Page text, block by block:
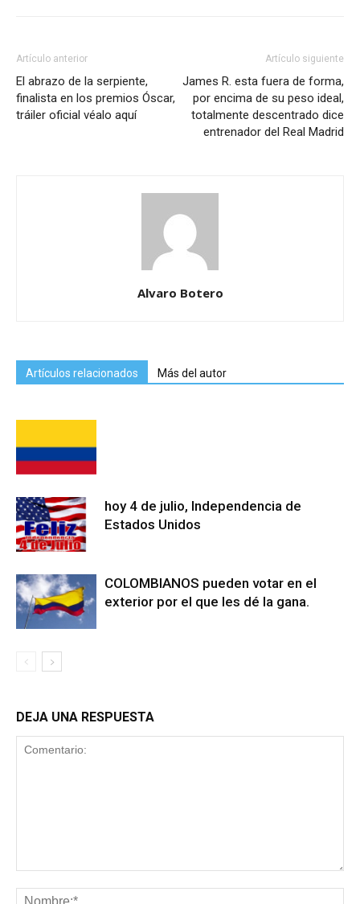
Artículo anterior
El abrazo de la serpiente,
finalista en los premios Óscar,
tráiler oficial véalo aquí
Artículo siguiente
James R. esta fuera de forma,
por encima de su peso ideal,
totalmente descentrado dice
entrenador del Real Madrid
Alvaro Botero
Artículos relacionados Más del autor
hoy 4 de julio, Independencia de
Estados Unidos
COLOMBIANOS pueden votar en el
exterior por el que les dé la gana.
DEJA UNA RESPUESTA